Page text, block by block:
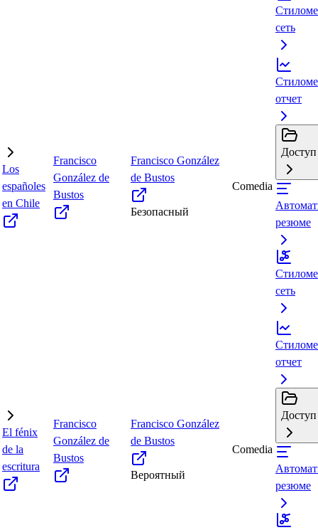
сеть
Los
españoles
en Chile
Francisco
González de
Bustos
Francisco González
de Bustos
Безопасный
Comedia
отчет
Доступ
резюме
сеть
El fénix
de la
escritura
Francisco
González de
Bustos
Francisco González
de Bustos
Вероятный
Comedia
отчет
Доступ
резюме